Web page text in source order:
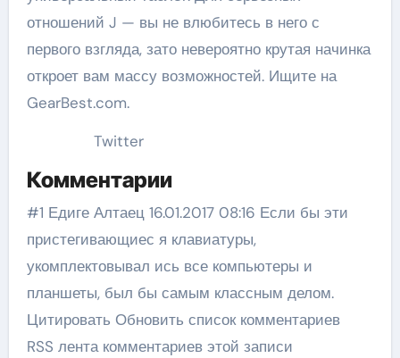
отношений J — вы не влюбитесь в него с
первого взгляда, зато невероятно крутая начинка
откроет вам массу возможностей. Ищите на
GearBest.com.
Twitter
Комментарии
#1 Едиге Алтаец 16.01.2017 08:16 Если бы эти
пристегивающиес я клавиатуры,
укомплектовывал ись все компьютеры и
планшеты, был бы самым классным делом.
Цитировать Обновить список комментариев
RSS лента комментариев этой записи